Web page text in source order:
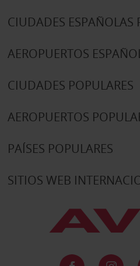
CIUDADES ESPAÑOLAS
AEROPUERTOS
CIUDADES POPULARES
AEROPUERTOS
PAÍSES POPULARES
SITIOS WEB